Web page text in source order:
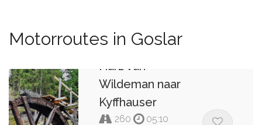
Motorroutes in Goslar
Harz van
Wildeman naar
Kyffhauser
260
05:10